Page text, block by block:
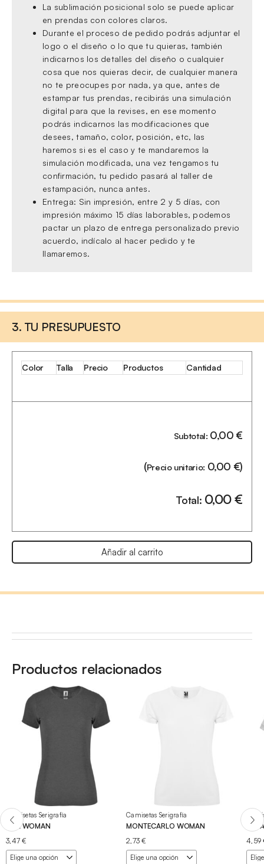
La sublimación posicional solo se puede aplicar
en prendas con colores claros.
Durante el proceso de pedido podrás adjuntar el
logo o el diseño o lo que tu quieras, también
indicarnos los detalles del diseño o cualquier
cosa que nos quieras decir, de cualquier manera
no te preocupes por nada, ya que, antes de
estampar tus prendas, recibirás una simulación
digital para que la revises, en ese momento
podrás indicarnos las modificaciones que
desees, tamaño, color, posición, etc, las
haremos si es el caso y te mandaremos la
simulación modificada, una vez tengamos tu
confirmación, tu pedido pasará al taller de
estampación, nunca antes.
Entrega: Sin impresión, entre 2 y 5 días, con
impresión máximo 15 días laborables, podemos
pactar un plazo de entrega personalizado previo
acuerdo, indícalo al hacer pedido y te
llamaremos.
3. TU PRESUPUESTO
Color Talla Precio Productos Cantidad
Subtotal: 0,00€
(Precio unitario: 0,00 €)
Total: 0,00€
Añadir al carrito
Productos relacionados
Camisetas Serigrafía
FOX WOMAN
3,47€
Camisetas Serigrafía
MONTECARLO WOMAN
2,73€
4,59